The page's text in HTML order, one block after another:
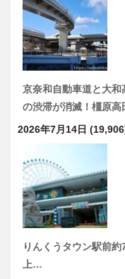
京奈和自動車道と大
の渋滞が消滅！橿原
2026年7月14日
りんくうタウン駅前
上…